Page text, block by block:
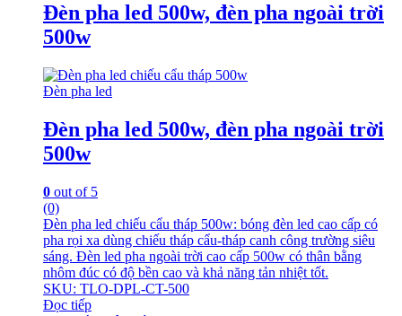
Đèn pha led 500w, đèn pha ngoài trời
500w
Đèn pha led
Đèn pha led 500w, đèn pha ngoài trời
500w
0 out of 5
(0)
Đèn pha led chiếu cẩu tháp 500w: bóng đèn led cao cấp có
pha rọi xa dùng chiếu tháp cẩu-tháp canh công trường siêu
sáng. Đèn led pha ngoài trời cao cấp 500w có thân bằng
nhôm đúc có độ bền cao và khả năng tản nhiệt tốt.
SKU: TLO-DPL-CT-500
Đọc tiếp